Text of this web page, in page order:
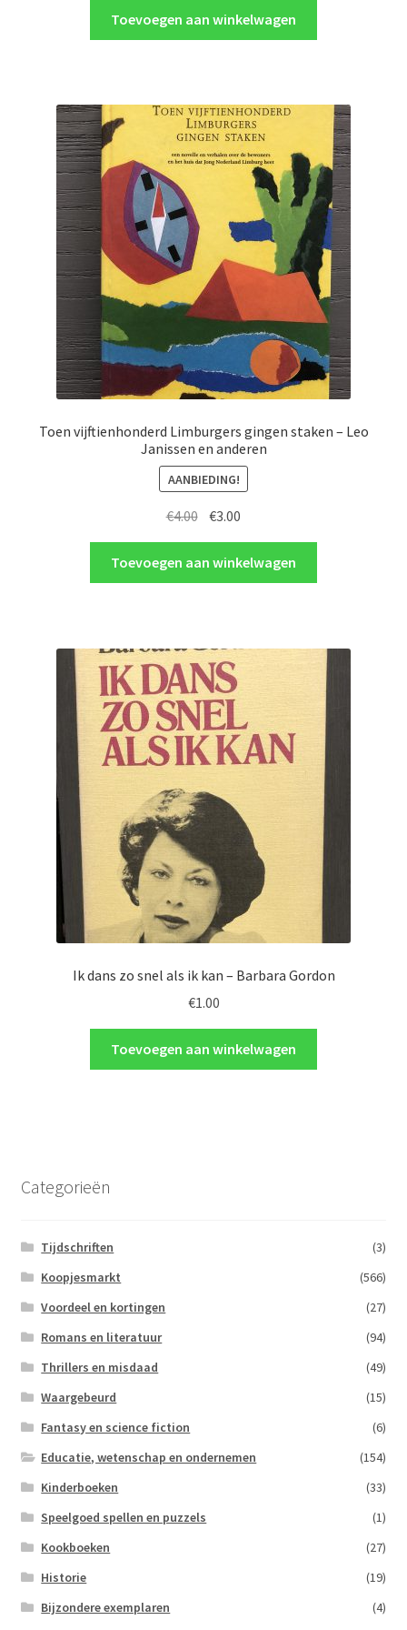
Toevoegen aan winkelwagen
Toen vijftienhonderd Limburgers gingen staken – Leo
Janissen en anderen
AANBIEDING!
€4.00 Oorspronkelijke
prijs
was:
€4.00.
€3.00
prijs
is:
€3.00.
Toevoegen aan winkelwagen
Ik dans zo snel als ik kan – Barbara Gordon
€1.00
Toevoegen aan winkelwagen
Categorieën
Tijdschriften
(3)
Koopjesmarkt
(566)
Voordeel en kortingen
(27)
Romans en literatuur
(94)
Thrillers en misdaad
(49)
Waargebeurd
(15)
Fantasy en science fiction
(6)
Educatie, wetenschap en ondernemen
(154)
Kinderboeken
(33)
Speelgoed spellen en puzzels
(1)
Kookboeken
(27)
Historie
(19)
Bijzondere exemplaren
(4)